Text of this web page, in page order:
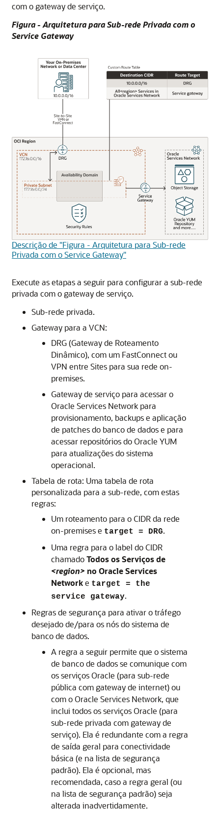
com o gateway de serviço.
Figura - Arquitetura para Sub-rede Privada com o
Service Gateway
Descrição de "Figura - Arquitetura para Sub-rede
Privada com o Service Gateway"
Execute as etapas a seguir para configurar a sub-rede
privada com o gateway de serviço.
Sub-rede privada.
Gateway para a VCN:
DRG (Gateway de Roteamento
Dinâmico), com um FastConnect ou
VPN entre Sites para sua rede on-
premises.
Gateway de serviço para acessar o
Oracle Services Network para
provisionamento, backups e aplicação
de patches do banco de dados e para
acessar repositórios do Oracle YUM
para atualizações do sistema
operacional.
Tabela de rota: Uma tabela de rota
personalizada para a sub-rede, com estas
regras:
Um roteamento para o CIDR da rede
on-premises e target = DRG.
Uma regra para o label do CIDR
chamadoTodos os Serviços de
<region> no Oracle Services
Networke target = the
service gateway.
Regras de segurança para ativar o tráfego
desejado de/para os nós do sistema de
banco de dados.
A regra a seguir permite que o sistema
de banco de dados se comunique com
os serviços Oracle (para sub-rede
pública com gateway de internet) ou
com o Oracle Services Network, que
inclui todos os serviços Oracle (para
sub-rede privada com gateway de
serviço). Ela é redundante com a regra
de saída geral para conectividade
básica (e na lista de segurança
padrão). Ela é opcional, mas
recomendada, caso a regra geral (ou
na lista de segurança padrão) seja
alterada inadvertidamente.